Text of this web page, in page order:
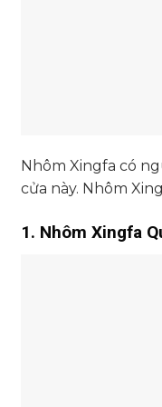
Nhôm Xingfa có
cửa này. Nhôm
1. Nhôm Xingfa